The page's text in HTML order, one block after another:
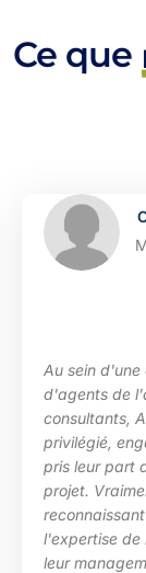
Ce que
Fromageot
- Administrateur
mixte composée
et de
a été un
fidèle. Ils ont
la belle réussite du
heureux et
bénéficier de
équipe, de la
et de la confiance